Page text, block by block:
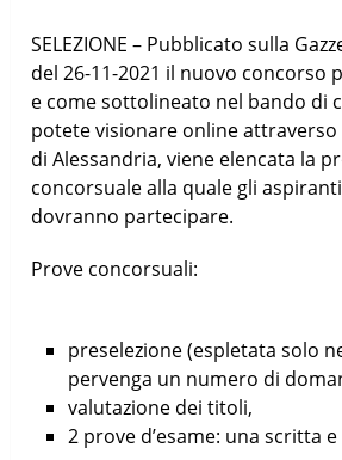
SELEZIONE – Pubblicato sulla
del 26-11-2021 il nuovo concorso
e come sottolineato nel bando di
potete visionare online attraverso
di Alessandria, viene elencata la
concorsuale alla quale gli
dovranno partecipare.
Prove concorsuali:
preselezione (espletata solo
pervenga un numero di
valutazione dei titoli,
2 prove d’esame: una scritta